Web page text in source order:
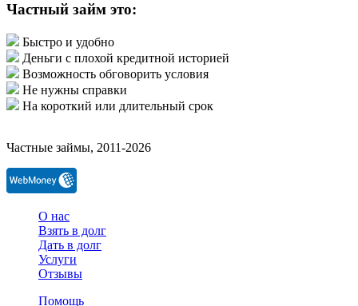
Частный займ это:
Быстро и удобно
Деньги с плохой кредитной историей
Возможность обговорить условия
Не нужны справки
На короткий или длительный срок
Частные займы, 2011-2026
О нас
Взять в долг
Дать в долг
Услуги
Отзывы
Помощь